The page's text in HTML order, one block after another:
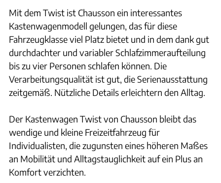
Mit dem Twist ist Chausson ein interessantes
Kastenwagenmodell gelungen, das für diese
Fahrzeugklasse viel Platz bietet und in dem dank gut
durchdachter und variabler Schlafzimmeraufteilung
bis zu vier Personen schlafen können. Die
Verarbeitungsqualität ist gut, die Serienausstattung
zeitgemäß. Nützliche Details erleichtern den Alltag.
Der Kastenwagen Twist von Chausson bleibt das
wendige und kleine Freizeitfahrzeug für
Individualisten, die zugunsten eines höheren Maßes
an Mobilität und Alltagstauglichkeit auf ein Plus an
Komfort verzichten.